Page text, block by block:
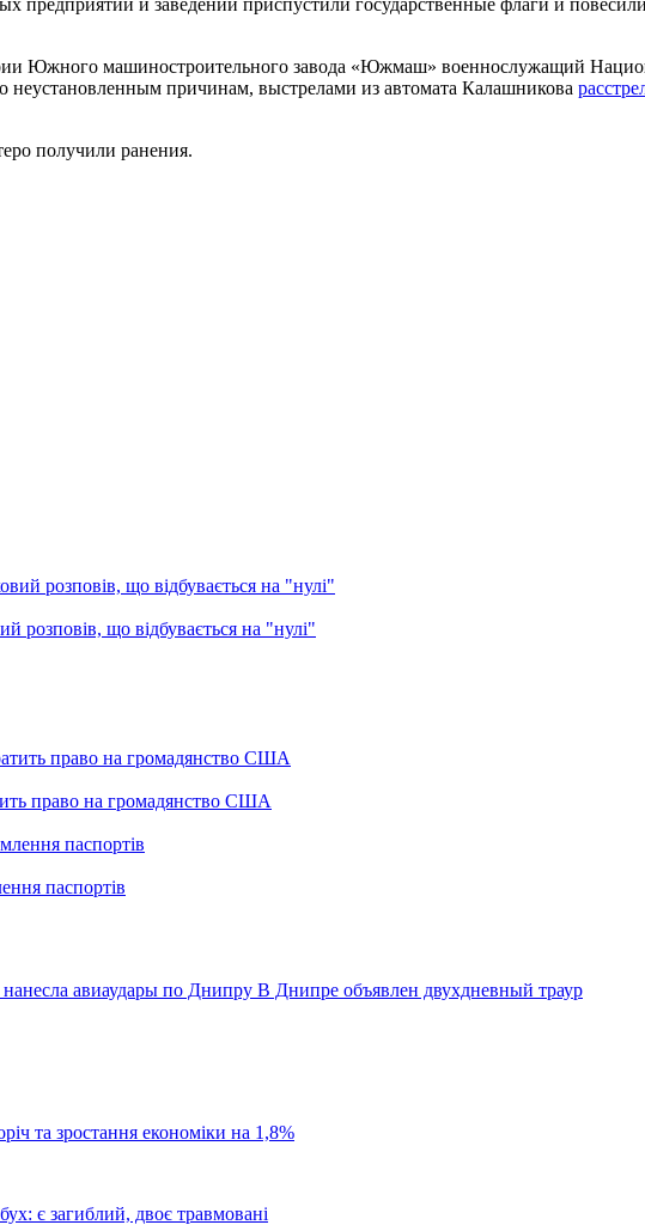
Южного машиностроительного завода «Южмаш» военнослужащий
причинам, выстрелами из автомата Калашникова
получили ранения.
розповів, що відбувається на "нулі"
право на громадянство США
паспортів
авиаудары по Днипру В Днипре объявлен двухдневный траур
та зростання економіки на 1,8%
є загиблий, двоє травмовані